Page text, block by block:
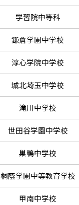
学習院中等科
鎌倉学園中学校
淳心学院中学校
城北埼玉中学校
滝川中学校
世田谷学園中学校
巣鴨中学校
桐蔭学園中等教育学校
甲南中学校